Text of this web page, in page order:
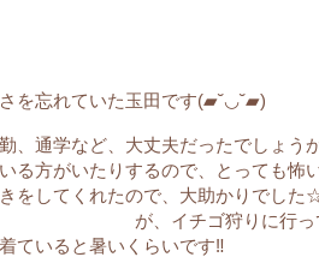
を忘れていた玉田です(▰˘◡˘▰)
、通学など、大丈夫だったでしょう
る方がいたりするので、とっても怖
をしてくれたので、大助かりでし
が、イチゴ狩りに行
ていると暑いくらいです‼︎